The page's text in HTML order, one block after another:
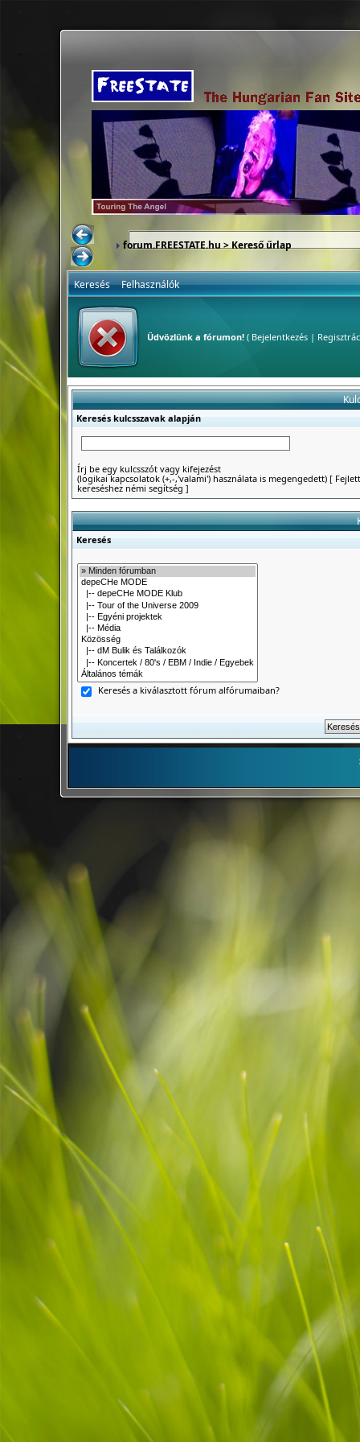
forum.FREESTATE.hu> Kereső űrlap
Keresés Felhasználók
Üdvözlünk a fórumon!( Bejelentkezés|
Keresés kulcsszavak alapján
Írj be egy kulcsszót vagy kifejezést
(logikai kapcsolatok (+,-,'valami') használata is megengedett)[
kereséshez némi segítség ]
Keresés
Keresés a kiválasztott fórum alfórumaiban?